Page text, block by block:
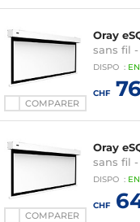
COMPARER
Oray
sans fil -
DISPO : EN
CHF
COMPARER
Oray
sans fil
DISPO : EN
CHF